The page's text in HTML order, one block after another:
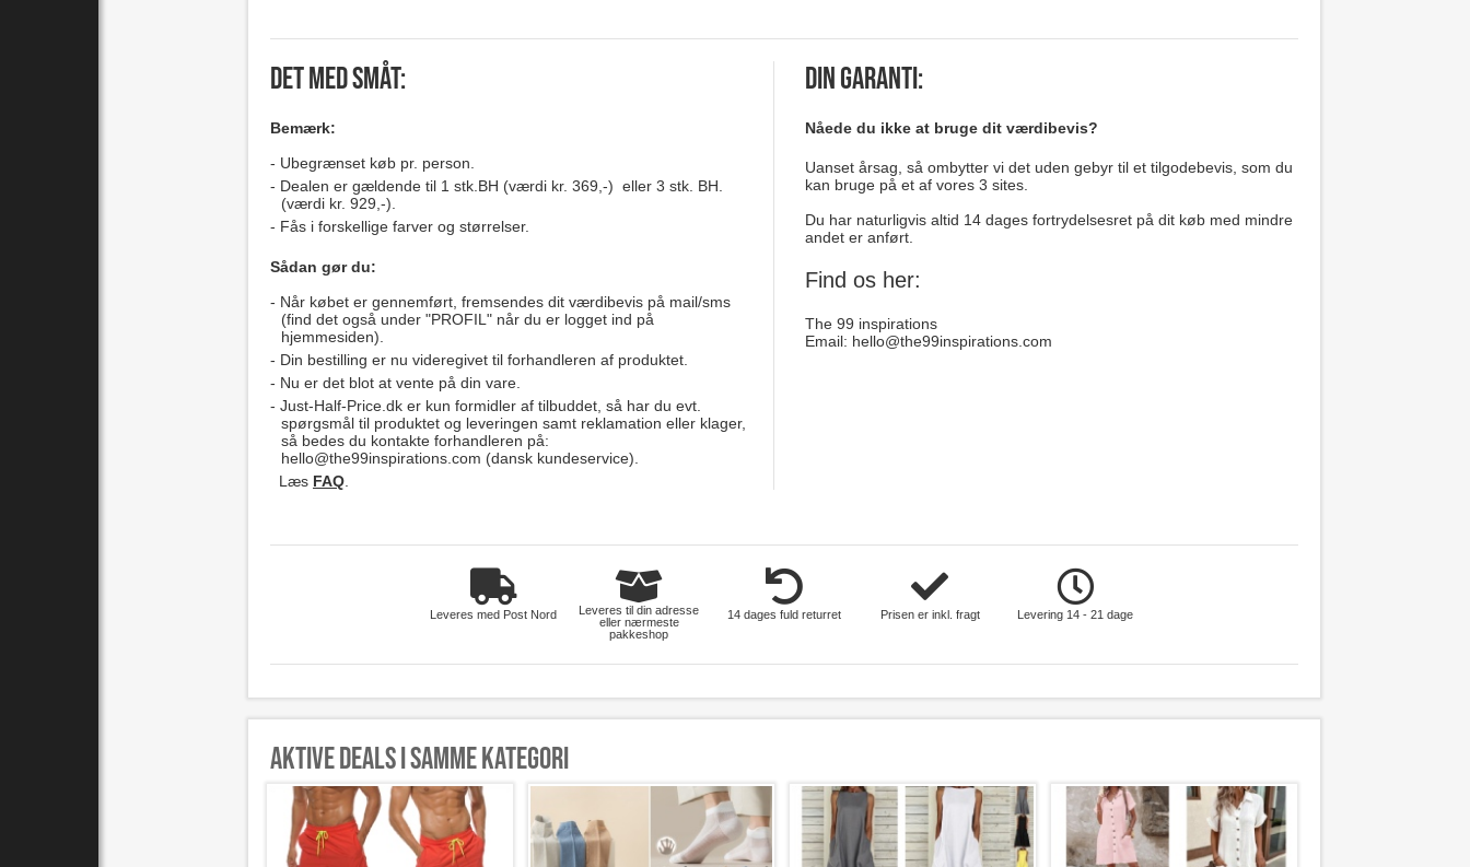
Det med småt:
Bemærk:
Ubegrænset køb pr. person.
Dealen er gældende til 1 stk.BH (værdi kr. 369,-) eller 3 stk. BH.
(værdi kr. 929,-).
Fås i forskellige farver og størrelser.
Sådan gør du:
Når købet er gennemført, fremsendes dit værdibevis på mail/sms
(find det også under "PROFIL" når du er logget ind på
hjemmesiden).
Din bestilling er nu videregivet til forhandleren af produktet.
Nu er det blot at vente på din vare.
Just-Half-Price.dk er kun formidler af tilbuddet, så har du evt.
spørgsmål til produktet og leveringen samt reklamation eller klager,
så bedes du kontakte forhandleren på:
hello@the99inspirations.com (dansk kundeservice).
Læs FAQ
Din garanti:
Nåede du ikke at bruge dit værdibevis?
Uanset årsag, så ombytter vi det uden gebyr til et tilgodebevis, som du
kan bruge på et af vores 3 sites.
Du har naturligvis altid 14 dages fortrydelsesret på dit køb med mindre
andet er anført.
Find os her:
The 99 inspirations
Email: hello@the99inspirations.com
Leveres med Post Nord
Leveres til din adresse
eller nærmeste
pakkeshop
14 dages fuld returret Prisen er inkl. fragt Levering 14 - 21 dage
Aktive deals i samme kategori